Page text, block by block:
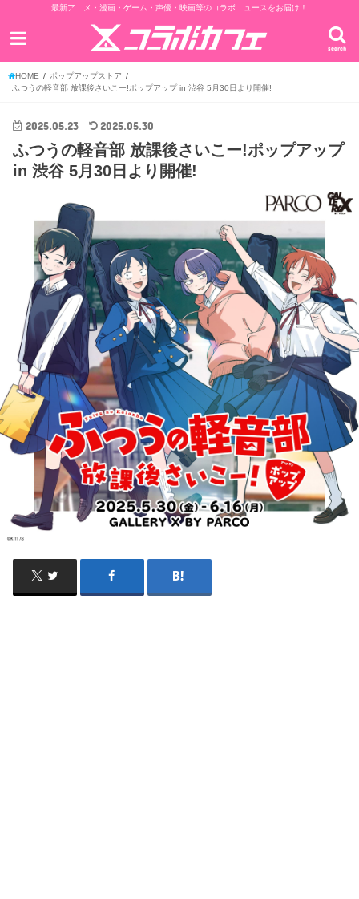
最新アニメ・漫画・ゲーム・声優・映画等のコラボニュースをお届け！
search
HOME
ポップアップストア
ふつうの軽音部 放課後さいこー!ポップアップ in 渋谷 5月30日より開催!
2025.05.23 2025.05.30
ふつうの軽音部 放課後さいこー!ポップアップ
in 渋谷 5月30日より開催!